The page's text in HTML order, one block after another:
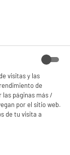
visitas y las
de
páginas más /
por el sitio web.
de tu visita a